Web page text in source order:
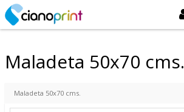
Maladeta 50x70 cms.
Maladeta 50x70 cms.